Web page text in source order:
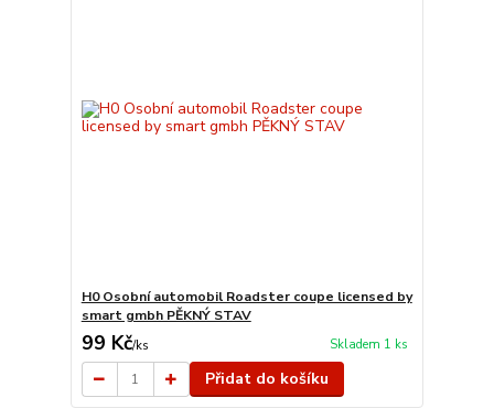
H0 Osobní automobil Roadster coupe licensed by
smart gmbh PĚKNÝ STAV
99 Kč/ks Skladem 1 ks
Přidat do košíku